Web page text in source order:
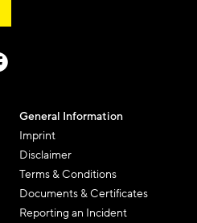
General Information
Imprint
Disclaimer
Terms & Conditions
Documents & Certificates
Reporting an Incident